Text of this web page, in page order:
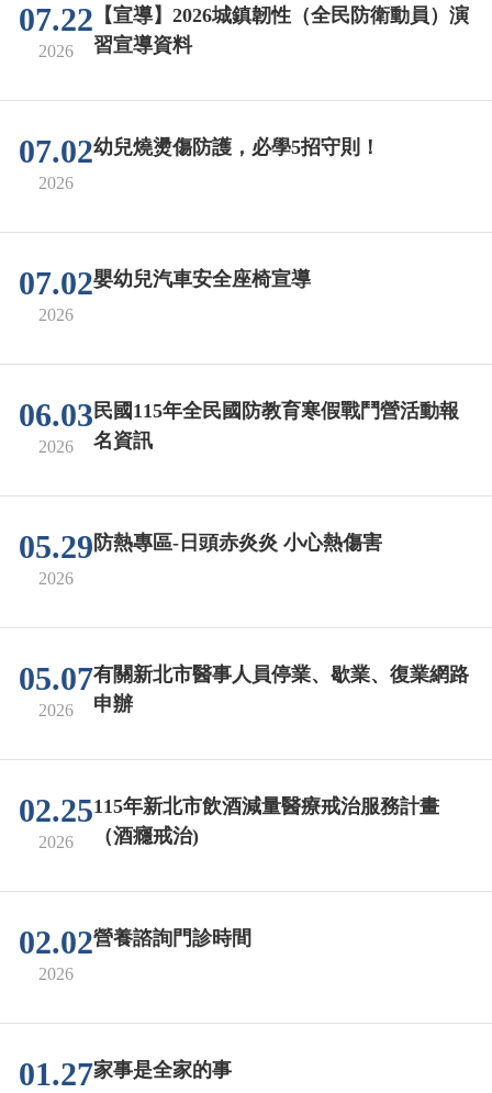
07.22
2026
【宣導】2026城鎮韌性（全民防衛動員）演
習宣導資料
07.02
2026
幼兒燒燙傷防護，必學5招守則！
07.02
2026
嬰幼兒汽車安全座椅宣導
06.03
2026
民國115年全民國防教育寒假戰鬥營活動報
名資訊
05.29
2026
防熱專區-日頭赤炎炎 小心熱傷害
05.07
2026
有關新北市醫事人員停業、歇業、復業網路
申辦
02.25
2026
115年新北市飲酒減量醫療戒治服務計畫
（酒癮戒治)
02.02
2026
營養諮詢門診時間
01.27家事是全家的事